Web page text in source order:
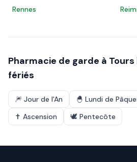
Rennes
Pharmacie de garde à Tours
fériés
🎆 Jour de l'An 🐣 Lundi de
✝️ Ascension 🕊️ Pentecôte